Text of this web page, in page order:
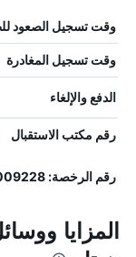
وقت تسجيل الصعود
وقت تسجيل المغادرة
الدفع والإلغاء
رقم مكتب الاستقبال
رقم الرخصة: UD19009228
المزايا